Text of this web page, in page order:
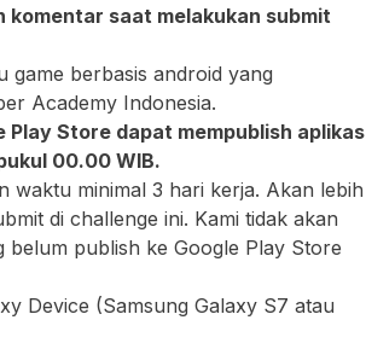
komentar saat melakukan submit
game berbasis android yang
Academy Indonesia.
Play Store dapat mempublish
00.00 WIB.
waktu minimal 3 hari kerja. Akan lebih
di challenge ini. Kami tidak akan
publish ke Google Play Store
Device (Samsung Galaxy S7 atau